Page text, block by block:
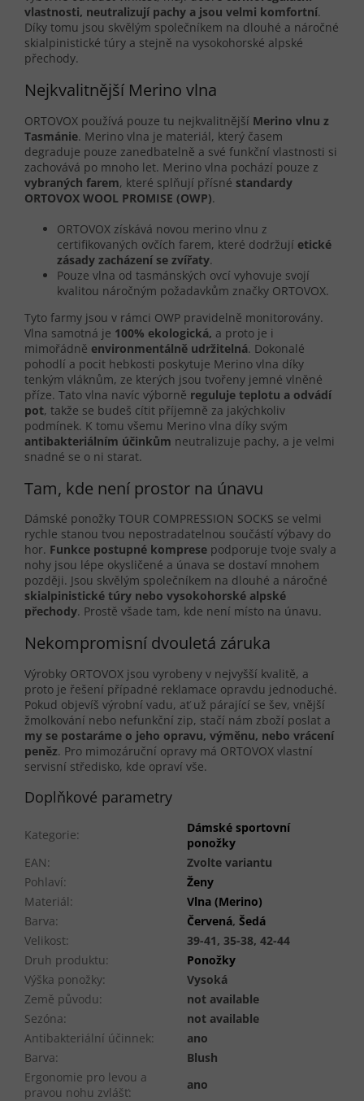
vlastnosti, neutralizují pachy a jsou velmi komfortní.
Díky tomu jsou skvělým společníkem na dlouhé a náročné
skialpinistické túry a stejně na vysokohorské alpské
přechody.
Nejkvalitnější Merino vlna
ORTOVOX používá pouze tu nejkvalitnější Merino vlnu z
Tasmánie. Merino vlna je materiál, který časem
degraduje pouze zanedbatelně a své funkční vlastnosti si
zachovává po mnoho let. Merino vlna pochází pouze z
vybraných farem, které splňují přísné standardy
ORTOVOX WOOL PROMISE (OWP).
ORTOVOX získává novou merino vlnu z
certifikovaných ovčích farem, které dodržují etické
zásady zacházení se zvířaty.
Pouze vlna od tasmánských ovcí vyhovuje svojí
kvalitou náročným požadavkům značky ORTOVOX.
Tyto farmy jsou v rámci OWP pravidelně monitorovány.
Vlna samotná je 100% ekologická, a proto je i
mimořádně environmentálně udržitelná. Dokonalé
pohodlí a pocit hebkosti poskytuje Merino vlna díky
tenkým vláknům, ze kterých jsou tvořeny jemné vlněné
příze. Tato vlna navíc výborně reguluje teplotu a odvádí
pot, takže se budeš cítit příjemně za jakýchkoliv
podmínek. K tomu všemu Merino vlna díky svým
antibakteriálním účinkům neutralizuje pachy, a je velmi
snadné se o ni starat.
Tam, kde není prostor na únavu
Dámské ponožky TOUR COMPRESSION SOCKS se velmi
rychle stanou tvou nepostradatelnou součástí výbavy do
hor. Funkce postupné komprese podporuje tvoje svaly a
nohy jsou lépe okysličené a únava se dostaví mnohem
později. Jsou skvělým společníkem na dlouhé a náročné
skialpinistické túry nebo vysokohorské alpské
přechody. Prostě všade tam, kde není místo na únavu.
Nekompromisní dvouletá záruka
Výrobky ORTOVOX jsou vyrobeny v nejvyšší kvalitě, a
proto je řešení případné reklamace opravdu jednoduché.
Pokud objevíš výrobní vadu, ať už párající se šev, vnější
žmolkování nebo nefunkční zip, stačí nám zboží poslat a
my se postaráme o jeho opravu, výměnu, nebo vrácení
peněz. Pro mimozáruční opravy má ORTOVOX vlastní
servisní středisko, kde opraví vše.
Doplňkové parametry
Kategorie:
Dámské sportovní
ponožky
EAN:
Zvolte variantu
Pohlaví:
Ženy
Materiál:
Vlna (Merino)
Barva: Červená, Šedá
Velikost:
39-41, 35-38, 42-44
Druh produktu:
Ponožky
Výška ponožky:
Vysoká
Země původu:
not available
Sezóna:
not available
Antibakteriální účinnek:
ano
Barva:
Blush
Ergonomie pro levou a
pravou nohu zvlášť:
ano